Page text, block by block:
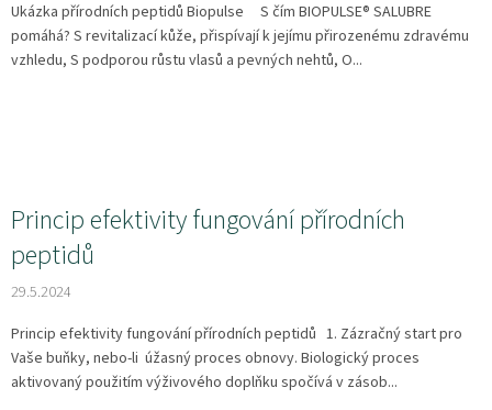
Ukázka přírodních peptidů Biopulse S čím BIOPULSE® SALUBRE
pomáhá? S revitalizací kůže, přispívají k jejímu přirozenému zdravému
vzhledu, S podporou růstu vlasů a pevných nehtů, O...
Princip efektivity fungování přírodních
peptidů
29.5.2024
Princip efektivity fungování přírodních peptidů 1. Zázračný start pro
Vaše buňky, nebo-li úžasný proces obnovy. Biologický proces
aktivovaný použitím výživového doplňku spočívá v zásob...